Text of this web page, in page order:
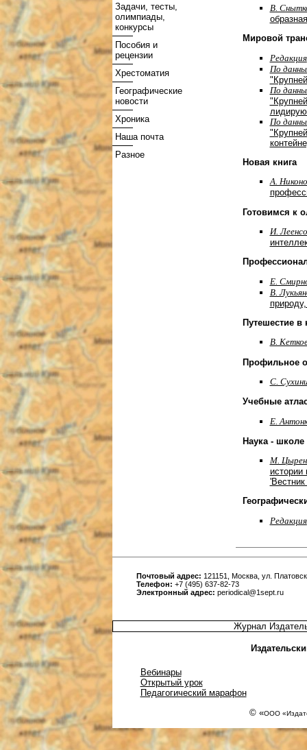
Задачи, тесты,
олимпиады,
конкурсы
Пособия и
рецензии
Хрестоматия
Географические
новости
Хроника
Наша почта
Разное
В.
Мировой
Редакция
По
По
По
Новая книга
А.
Готовимся к
И.
Е.
В.
Путешестие в
В.
Профильное
С.
Учебные
Е.
Наука - школе
М.
истории
Редакция
Почтовый адрес: 121151, Москва, ул.
Телефон: +7 (495) 637-82-73
Электронный адрес: periodical@1sept.ru
Журнал
Вебинары
Открытый урок
Педагогический марафон
© «ООО